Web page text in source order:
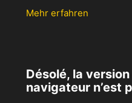
Mehr erfahren
Désolé, la
navigateur n’est